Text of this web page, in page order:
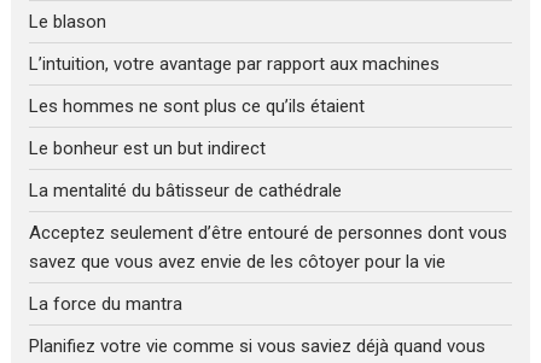
Le blason
L’intuition, votre avantage par rapport aux machines
Les hommes ne sont plus ce qu’ils étaient
Le bonheur est un but indirect
La mentalité du bâtisseur de cathédrale
Acceptez seulement d’être entouré de personnes dont vous
savez que vous avez envie de les côtoyer pour la vie
La force du mantra
Planifiez votre vie comme si vous saviez déjà quand vous